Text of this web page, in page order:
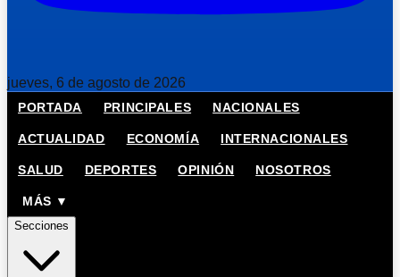
jueves, 6 de agosto de 2026
PORTADA PRINCIPALES NACIONALES
ACTUALIDAD ECONOMÍA INTERNACIONALES
SALUD DEPORTES OPINIÓN NOSOTROS
MÁS ▼
Secciones